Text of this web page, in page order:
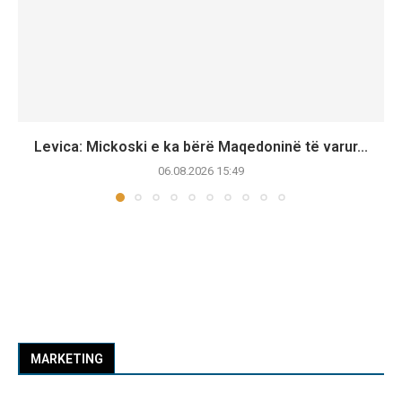
Levica: Mickoski e ka bërë Maqedoninë të varur...
06.08.2026 15:49
MARKETING